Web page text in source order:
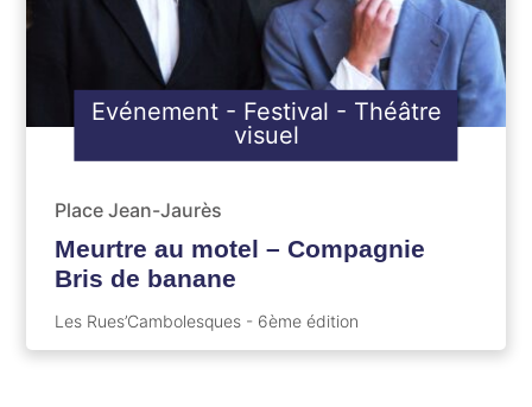
Evénement - Festival - Théâtre
visuel
Place Jean-Jaurès
Meurtre au motel – Compagnie
Bris de banane
Les Rues’Cambolesques - 6ème édition